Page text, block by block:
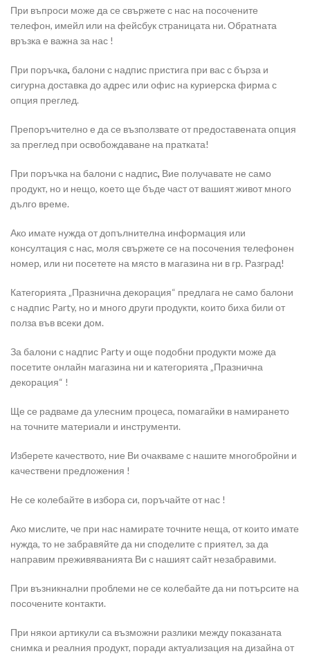
При въпроси може да се свържете с нас на посочените
телефон, имейл или на фейсбук страницата ни. Обратната
връзка е важна за нас !
При поръчка, балони с надпис пристига при вас с бърза и
сигурна доставка до адрес или офис на куриерска фирма с
опция преглед.
Препоръчително е да се възползвате от предоставената опция
за преглед при освобождаване на пратката!
При поръчка на балони с надпис, Вие получавате не само
продукт, но и нещо, което ще бъде част от вашият живот много
дълго време.
Ако имате нужда от допълнителна информация или
консултация с нас, моля свържете се на посочения телефонен
номер, или ни посетете на място в магазина ни в гр. Разград!
Категорията „Празнична декорация“ предлага не само балони
с надпис Party, но и много други продукти, които биха били от
полза във всеки дом.
За балони с надпис Party и още подобни продукти може да
посетите онлайн магазина ни и категорията „Празнична
декорация“ !
Ще се радваме да улесним процеса, помагайки в намирането
на точните материали и инструменти.
Изберете качеството, ние Ви очакваме с нашите многобройни и
качествени предложения !
Не се колебайте в избора си, поръчайте от нас !
Ако мислите, че при нас намирате точните неща, от които имате
нужда, то не забравяйте да ни споделите с приятел, за да
направим преживяванията Ви с нашият сайт незабравими.
При възникнални проблеми не се колебайте да ни потърсите на
посочените контакти.
При някои артикули са възможни разлики между показаната
снимка и реалния продукт, поради актуализация на дизайна от